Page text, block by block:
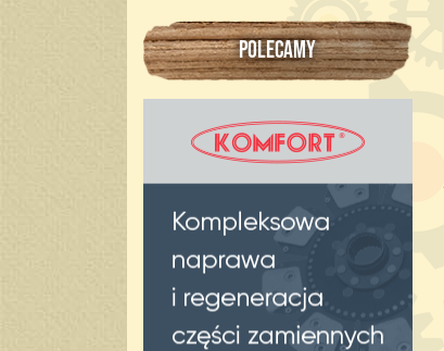
POLECAMY